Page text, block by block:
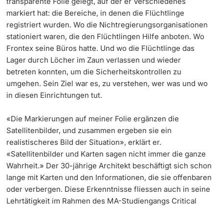
markiert hat: die Bereiche, in denen die Flüchtlinge
registriert wurden. Wo die Nichtregierungsorganisationen
stationiert waren, die den Flüchtlingen Hilfe anboten. Wo
Frontex seine Büros hatte. Und wo die Flüchtlinge das
Lager durch Löcher im Zaun verlassen und wieder
betreten konnten, um die Sicherheitskontrollen zu
umgehen. Sein Ziel war es, zu verstehen, wer was und wo
in diesen Einrichtungen tut.
«Die Markierungen auf meiner Folie ergänzen die
Satellitenbilder, und zusammen ergeben sie ein
realistischeres Bild der Situation», erklärt er.
«Satellitenbilder und Karten sagen nicht immer die ganze
Wahrheit.» Der 30-jährige Architekt beschäftigt sich schon
lange mit Karten und den Informationen, die sie offenbaren
oder verbergen. Diese Erkenntnisse fliessen auch in seine
Lehrtätigkeit im Rahmen des MA-Studiengangs Critical